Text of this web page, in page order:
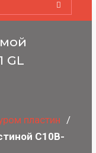
GL
пластин
C10B-